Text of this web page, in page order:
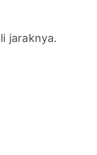
jaraknya.